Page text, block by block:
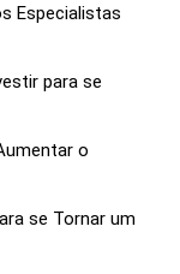
Especialistas
para se
o
se Tornar um